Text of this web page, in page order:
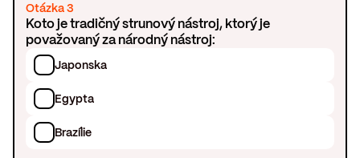
Otázka 3
Koto je tradičný strunový nástroj, ktorý je
považovaný za národný nástroj:
Japonska
Egypta
Brazílie